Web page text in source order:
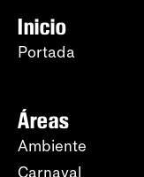
Inicio
Portada
Áreas
Ambiente
Carnaval